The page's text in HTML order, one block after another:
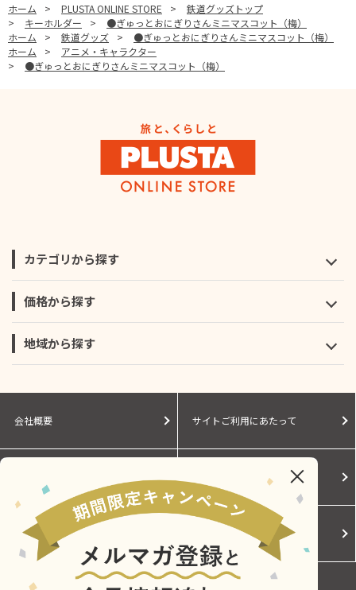
ホーム > PLUSTA ONLINE STORE >
鉄道グッズトップ
>
キーホルダー >
●ぎゅっとおにぎりさんミニマスコット（梅）
ホーム
> 鉄道グッズ >
●ぎゅっとおにぎりさんミニマスコット（梅）
ホーム
>
アニメ・キャラクター
>
●ぎゅっとおにぎりさんミニマスコット（梅）
カテゴリから探す
価格から探す
地域から探す
会社概要 サイトご利用にあたって
Cookieポリシー ご利用規約